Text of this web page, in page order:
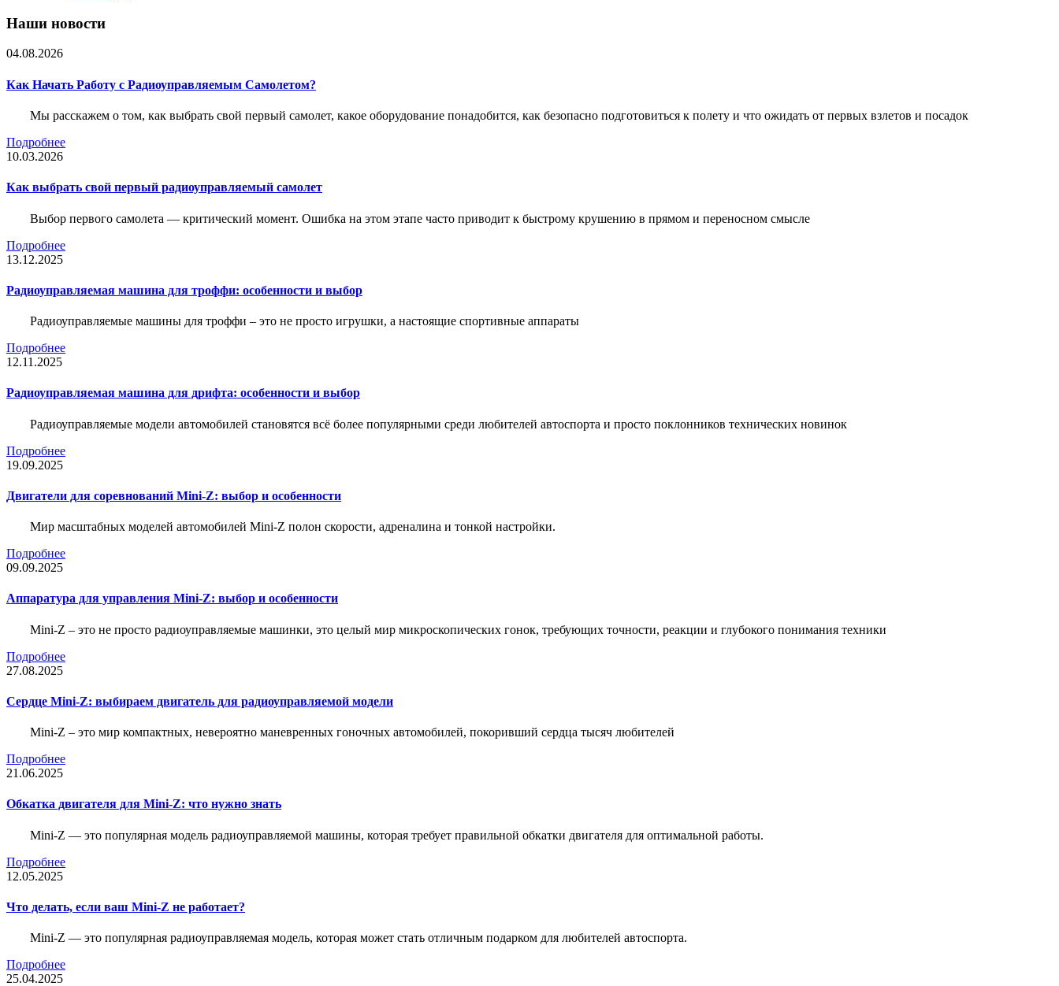
Наши новости
04.08.2026
Как Начать Работу с Радиоуправляемым Самолетом?
Мы расскажем о том, как выбрать свой первый самолет, какое оборудование понадобится, как безопасно подготовиться к полету и что ожидать от первых взлетов и посадок
Подробнее
10.03.2026
Как выбрать свой первый радиоуправляемый самолет
Выбор первого самолета — критический момент. Ошибка на этом этапе часто приводит к быстрому крушению в прямом и переносном смысле
Подробнее
13.12.2025
Радиоуправляемая машина для троффи: особенности и выбор
Радиоуправляемые машины для троффи – это не просто игрушки, а настоящие спортивные аппараты
Подробнее
12.11.2025
Радиоуправляемая машина для дрифта: особенности и выбор
Радиоуправляемые модели автомобилей становятся всё более популярными среди любителей автоспорта и просто поклонников технических новинок
Подробнее
19.09.2025
Двигатели для соревнований Mini-Z: выбор и особенности
Мир масштабных моделей автомобилей Mini-Z полон скорости, адреналина и тонкой настройки.
Подробнее
09.09.2025
Аппаратура для управления Mini-Z: выбор и особенности
Mini-Z – это не просто радиоуправляемые машинки, это целый мир микроскопических гонок, требующих точности, реакции и глубокого понимания техники
Подробнее
27.08.2025
Сердце Mini-Z: выбираем двигатель для радиоуправляемой модели
Mini-Z – это мир компактных, невероятно маневренных гоночных автомобилей, покоривший сердца тысяч любителей
Подробнее
21.06.2025
Обкатка двигателя для Mini-Z: что нужно знать
Mini-Z — это популярная модель радиоуправляемой машины, которая требует правильной обкатки двигателя для оптимальной работы.
Подробнее
12.05.2025
Что делать, если ваш Mini-Z не работает?
Mini-Z — это популярная радиоуправляемая модель, которая может стать отличным подарком для любителей автоспорта.
Подробнее
25.04.2025